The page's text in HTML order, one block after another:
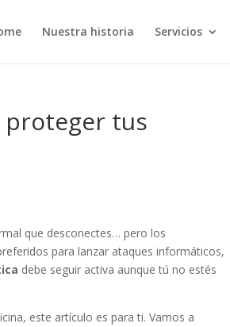
Nuestra historia Servicios
proteger tus
que desconectes… pero los
para lanzar ataques informáticos,
debe seguir activa aunque tú no estés
este artículo es para ti. Vamos a